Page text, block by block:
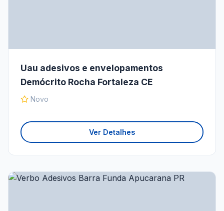
Uau adesivos e envelopamentos
Demócrito Rocha Fortaleza CE
Novo
Ver Detalhes